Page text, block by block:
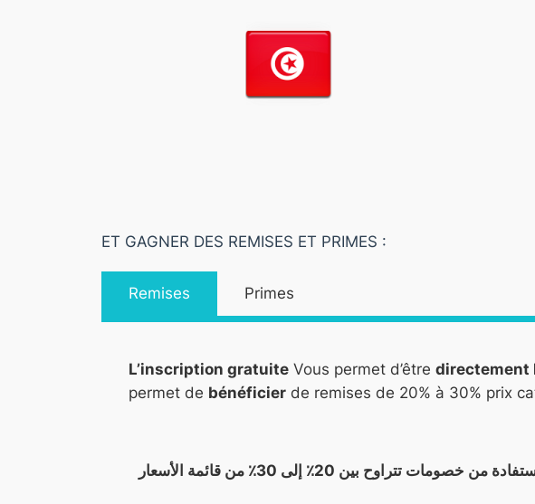
ET GAGNER DES REMISES ET PRIMES :
Remises Primes
L’inscription gratuite Vous permet d’être directement
permet de bénéficier de remises de 20% à 30% prix
يتيح لك التسجيل المجاني الارتباط مباشرة بالمورد ارفيا ، أي بشكل مباشر ، مما يتيح لك الاستفادة من خصومات تتراوح بين 20٪ إلى 30٪ من قائمة الأسعار